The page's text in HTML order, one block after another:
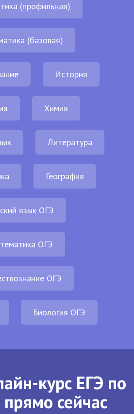
(профильная)
(базовая)
История
Химия
Литература
География
язык ОГЭ
ОГЭ
ОГЭ
Биология ОГЭ
курс ЕГЭ по
сейчас